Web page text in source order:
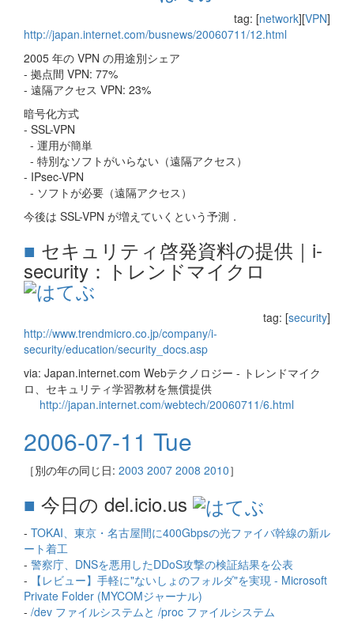
tag: [network][VPN]
http://japan.internet.com/busnews/20060711/12.html
2005 年の VPN の用途別シェア
- 拠点間 VPN: 77%
- 遠隔アクセス VPN: 23%
暗号化方式
- SSL-VPN
- 運用が簡単
- 特別なソフトがいらない（遠隔アクセス）
- IPsec-VPN
- ソフトが必要（遠隔アクセス）
今後は SSL-VPN が増えていくという予測．
■ セキュリティ啓発資料の提供｜i-
security：トレンドマイクロ
tag: [security]
http://www.trendmicro.co.jp/company/i-
security/education/security_docs.asp
via: Japan.internet.com Webテクノロジー - トレンドマイク
ロ、セキュリティ学習教材を無償提供
http://japan.internet.com/webtech/20060711/6.html
2006-07-11 Tue
［別の年の同じ日: 2003 2007 2008 2010］
■ 今日の del.icio.us
- TOKAI、東京・名古屋間に400Gbpsの光ファイバ幹線の新ル
ート着工
- 警察庁、DNSを悪用したDDoS攻撃の検証結果を公表
-
【レビュー】手軽に"ないしょのフォルダ"を実現 - Microsoft
Private Folder (MYCOMジャーナル)
- /dev ファイルシステムと /proc ファイルシステム